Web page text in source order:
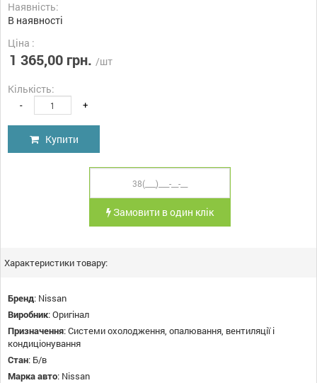
Наявність:
В наявності
Ціна :
1 365,00 грн. /шт
Кількість:
- +
Купити
Замовити в один клік
Характеристики товару:
Бренд: Nissan
Виробник:Оригінал
Призначення:Системи охолодження, опалювання, вентиляції і
кондиціонування
Стан: Б/в
Марка авто: Nissan